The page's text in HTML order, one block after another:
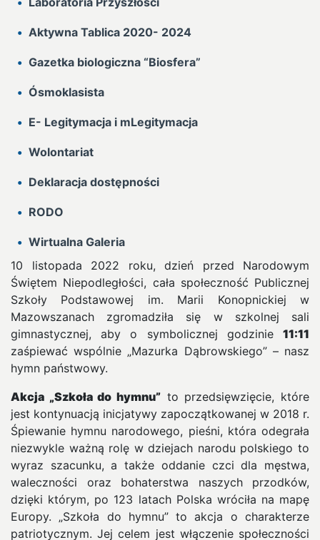
Aktywna Tablica 2020- 2024
Gazetka biologiczna “Biosfera”
Ósmoklasista
E- Legitymacja i mLegitymacja
Wolontariat
Deklaracja dostępności
RODO
Wirtualna Galeria
10 listopada 2022 roku, dzień przed Narodowym
Świętem Niepodległości, cała społeczność Publicznej
Szkoły Podstawowej im. Marii Konopnickiej w
Mazowszanach zgromadziła się w szkolnej sali
gimnastycznej, aby o symbolicznej godzinie 11:11
zaśpiewać wspólnie „Mazurka Dąbrowskiego” – nasz
hymn państwowy.
Akcja „Szkoła do hymnu” to przedsięwzięcie, które
jest kontynuacją inicjatywy zapoczątkowanej w 2018 r.
Śpiewanie hymnu narodowego, pieśni, która odegrała
niezwykle ważną rolę w dziejach narodu polskiego to
wyraz szacunku, a także oddanie czci dla męstwa,
waleczności oraz bohaterstwa naszych przodków,
dzięki którym, po 123 latach Polska wróciła na mapę
Europy. „Szkoła do hymnu” to akcja o charakterze
patriotycznym. Jej celem jest włączenie społeczności